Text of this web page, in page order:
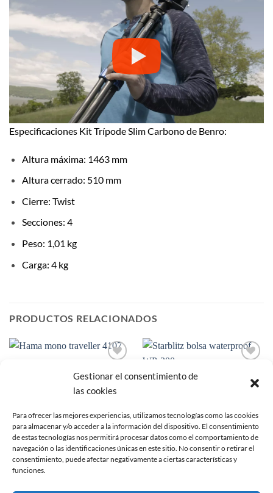
Gestionar el consentimiento de
las cookies
Para ofrecer las mejores experiencias, utilizamos tecnologías como las cookies
para almacenar y/o acceder a la información del dispositivo. El consentimiento
de estas tecnologías nos permitirá procesar datos como el comportamiento de
navegación o las identificaciones únicas en este sitio. No consentir o retirar el
consentimiento, puede afectar negativamente a ciertas características y
funciones.
Especificaciones Kit Trípode Slim Carbono de Benro:
Altura máxima: 1463 mm
Altura cerrado: 510 mm
Cierre: Twist
Secciones: 4
Peso: 1,01 kg
Carga: 4 kg
PRODUCTOS RELACIONADOS
a la
lista de
deseos
Monopie 4107
a la
lista de
waterproof para cámara